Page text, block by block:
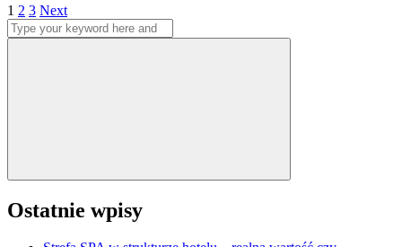
Stronicowanie
wpisów
Page
1 Page
2 Page
3 Next
Search
for:
Ostatnie wpisy